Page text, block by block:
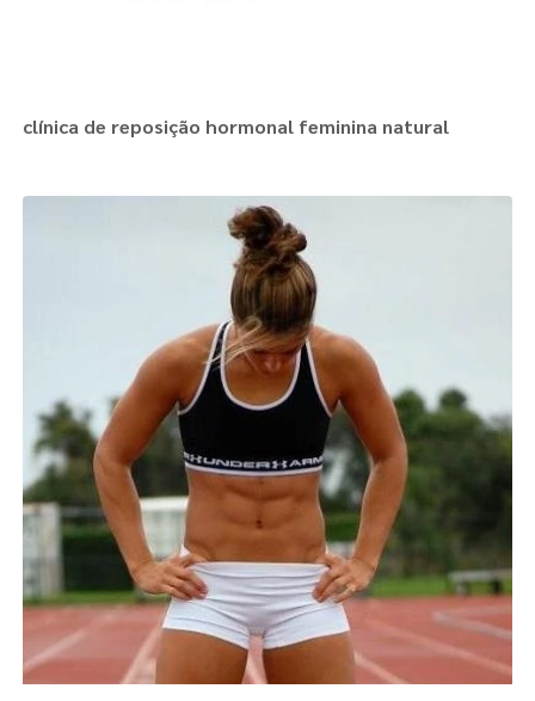
clínica de reposição hormonal feminina natural